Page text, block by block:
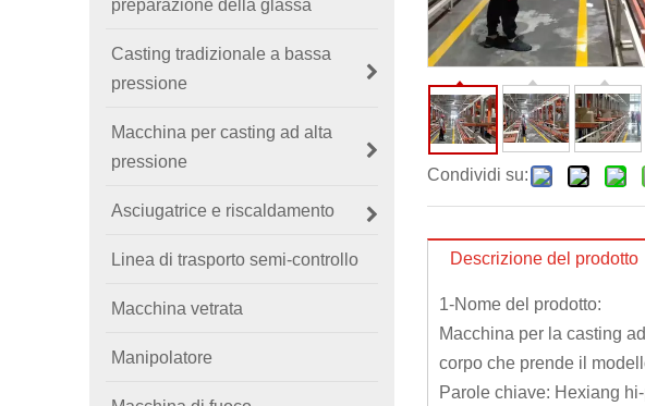
preparazione della glassa
Casting tradizionale a bassa
pressione
Macchina per casting ad alta
pressione
Asciugatrice e riscaldamento
Linea di trasporto semi-controllo
Macchina vetrata
Manipolatore
Condividi su:
Descrizione del prodotto
1-Nome del prodotto:
Macchina per la casting
corpo che prende il
Parole chiave: Hexiang